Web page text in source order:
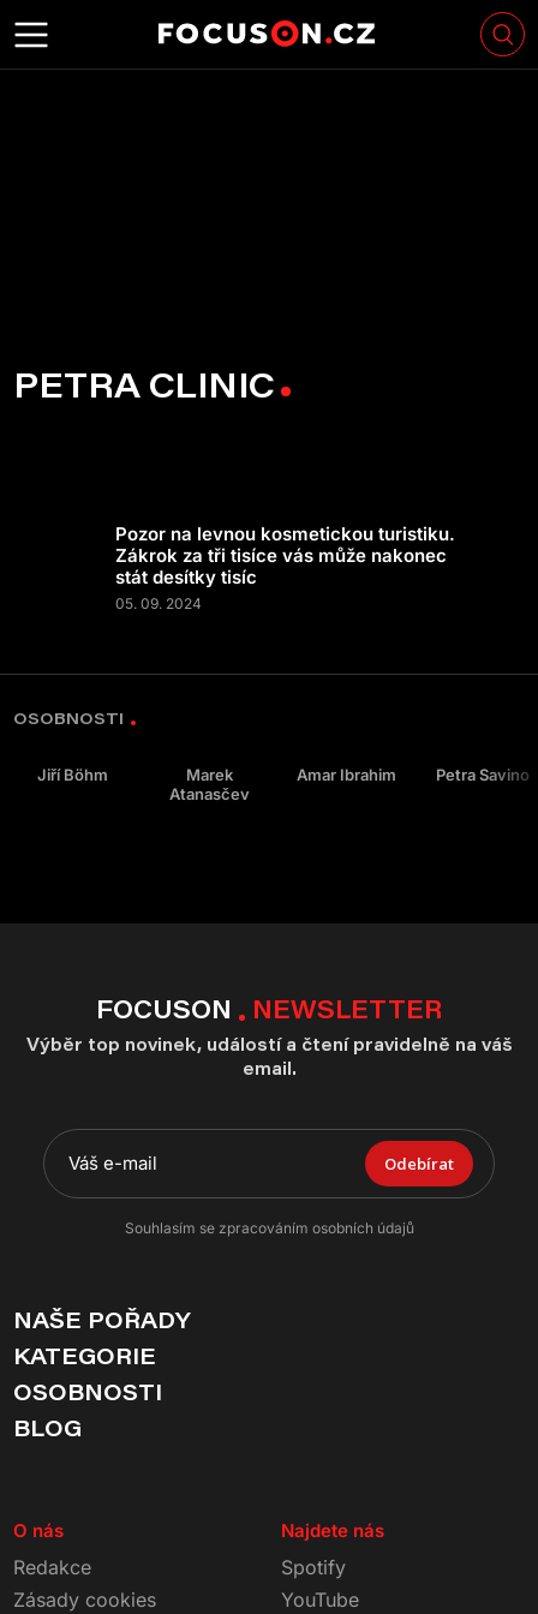
PETRA CLINIC
Pozor na levnou kosmetickou turistiku.
Zákrok za tři tisíce vás může nakonec
stát desítky tisíc
05. 09. 2024
OSOBNOSTI
Jiří Böhm
Marek
Atanasčev
Amar Ibrahim Petra Savino
FOCUSON NEWSLETTER
Výběr top novinek, událostí a čtení pravidelně na váš
email.
Odebírat
Souhlasím se zpracováním osobních údajů
NAŠE POŘADY
KATEGORIE
OSOBNOSTI
BLOG
O nás
Redakce
Zásady cookies
Najdete nás
Spotify
YouTube